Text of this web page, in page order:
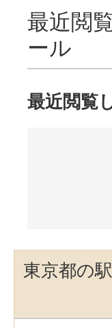
最近閲
ール
最近閲覧
東京都の